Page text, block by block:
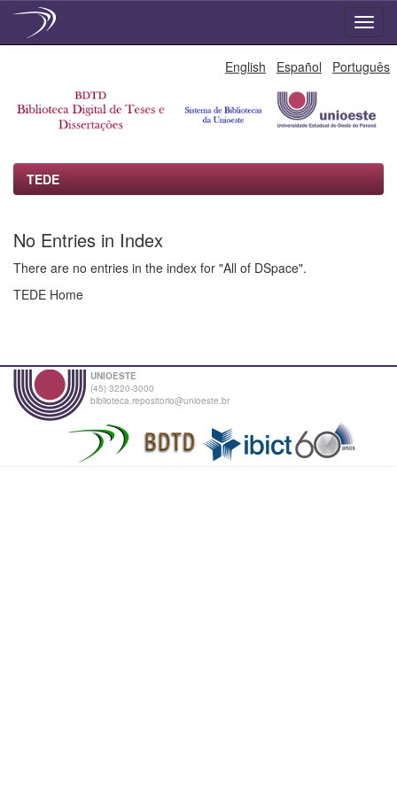
English Español Português
TEDE
No Entries in Index
There are no entries in the index for "All of DSpace".
TEDE Home
UNIOESTE
(45) 3220-3000
biblioteca.repositorio@unioeste.br